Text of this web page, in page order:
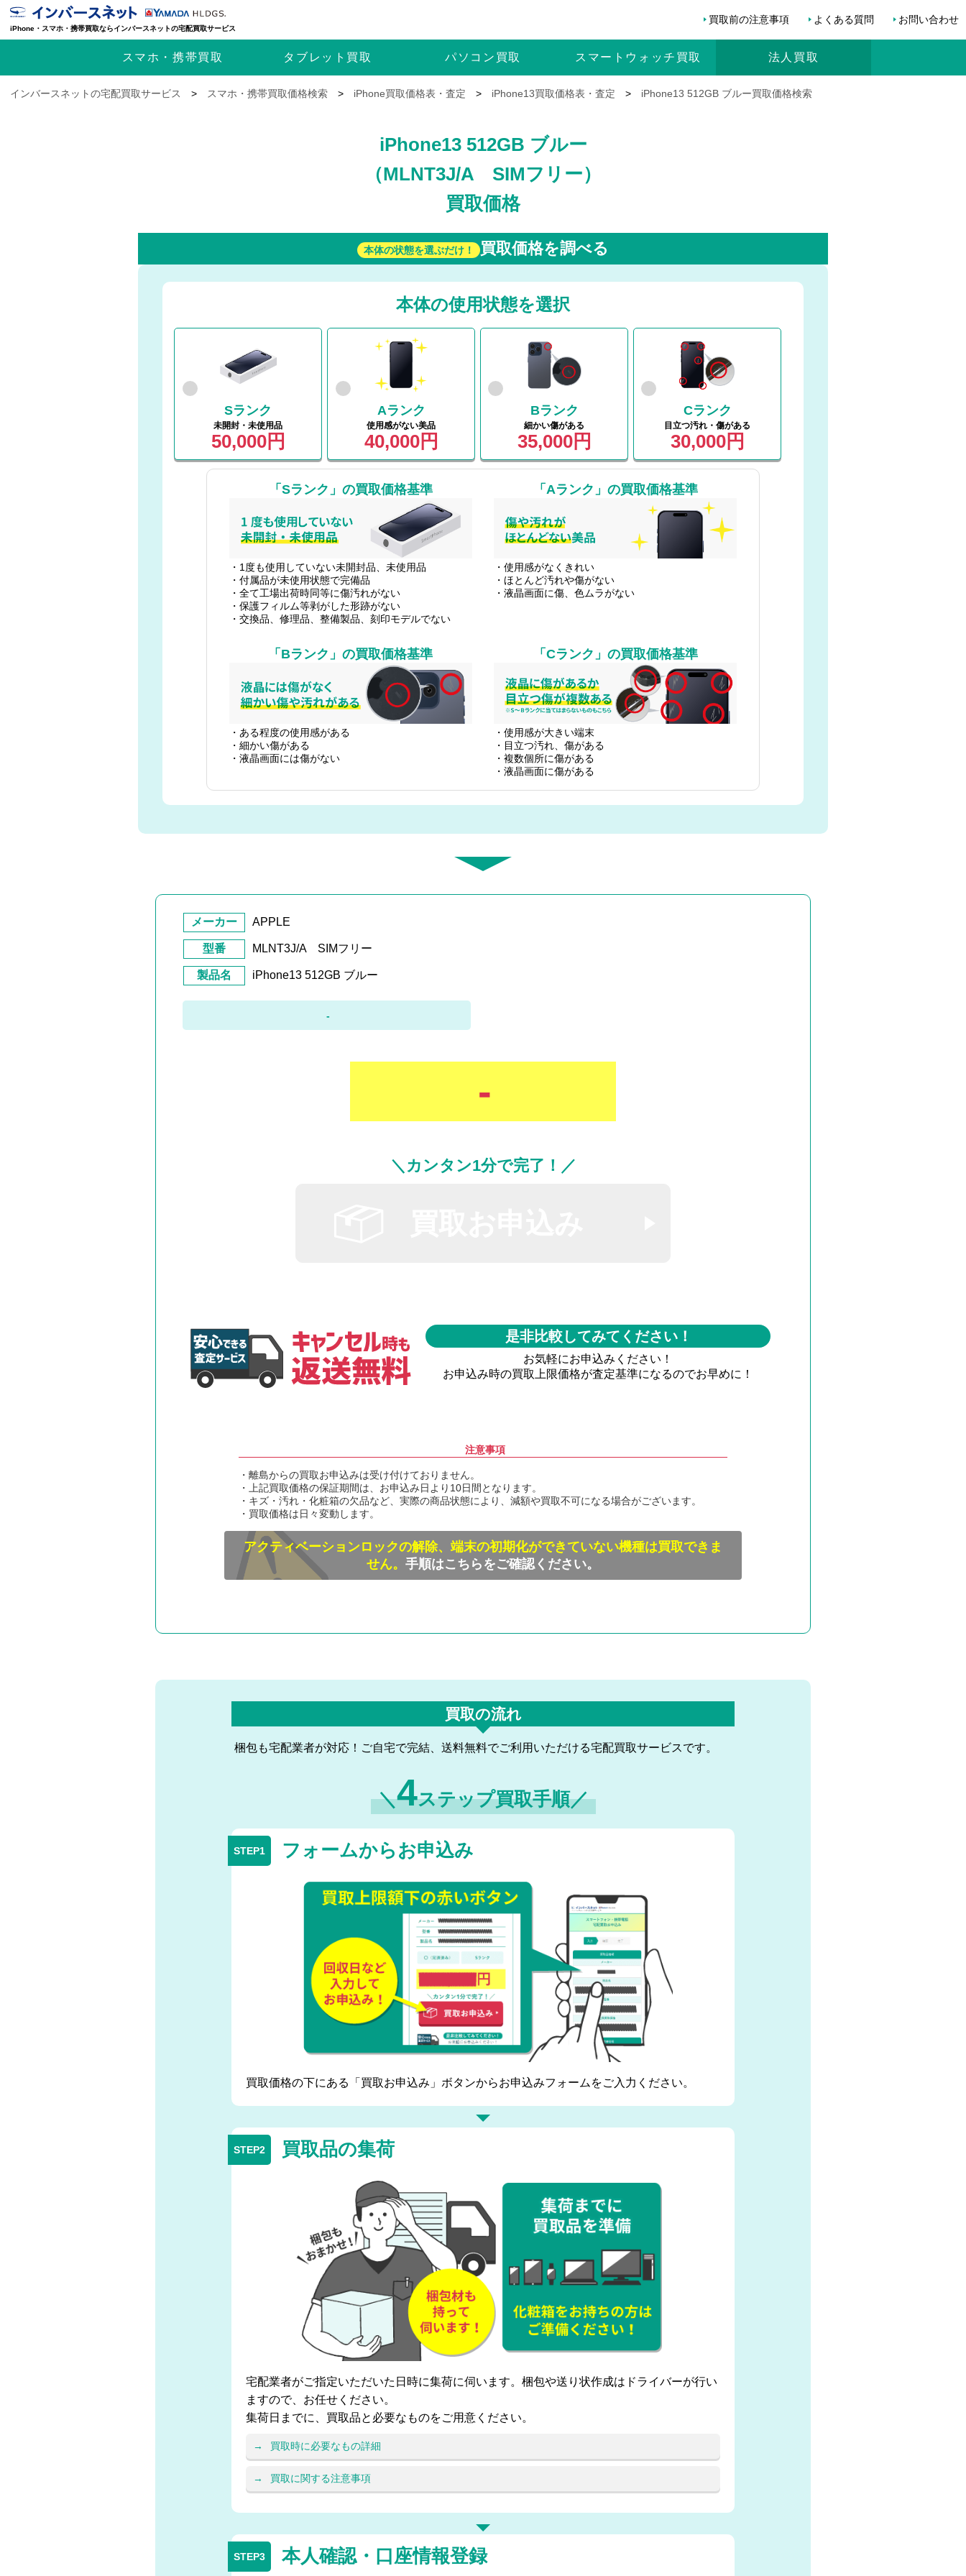
iPhone・スマホ・携帯買取ならインバースネットの宅配買取サービス
買取前の注意事項 よくある質問 お問い合わせ
スマホ・携帯買取 タブレット 買取 パソコン 買取 スマートウォッチ 買取 法人買取
インバースネットの宅配買取サービス > スマホ・携帯買取価格検索 > iPhone買取価格表・査定 > iPhone13買取価格表・査定 > iPhone13 512GB ブルー買取価格検索
iPhone13 512GB ブルー
（MLNT3J/A SIMフリー）
買取価格
本体の状態を選ぶだけ！ 買取価格を調べる
本体の使用状態を選択
Sランク
未開封・未使用品
50,000円
Aランク
使用感がない美品
40,000円
Bランク
細かい傷がある
35,000円
Cランク
目立つ汚れ・傷がある
30,000円
「Sランク」 の買取価格基準
・1度も使用していない未開封品、未使用品
・付属品が未使用状態で完備品
・全て工場出荷時同等に傷汚れがない
・保護フィルム等剥がした形跡がない
・交換品、修理品、整備製品、刻印モデルでない
「Aランク」 の買取価格基準
・使用感がなくきれい
・ほとんど汚れや傷がない
・液晶画面に傷、色ムラがない
「Bランク」の買取価格基準
・ある程度の使用感がある
・細かい傷がある
・液晶画面には傷がない
「Cランク」 の買取価格基準
・使用感が大きい端末
・目立つ汚れ、傷がある
・複数個所に傷がある
・液晶画面に傷がある
メーカー APPLE
型番 MLNT3J/A SIMフリー
製品名 iPhone13 512GB ブルー
-
-
＼カンタン1分で完了！／
是非比較してみてください！
お気軽にお申込みください！
お申込み時の買取上限価格が査定基準になるのでお早めに！
注意事項
・離島からの買取お申込みは受け付けておりません。
・上記買取価格の保証期間は、お申込み日より10日間となります。
・キズ・汚れ・化粧箱の欠品など、実際の商品状態により、減額や買取不可になる場合がございます。
・買取価格は日々変動します。
アクティベーションロックの解除、端末の初期化ができていない機種は買取できま
せん。 手順はこちらをご確認ください。
買取の流れ
梱包も宅配業者が対応！ご自宅で完結、送料無料でご利用いただける宅配買取サービスです。
＼4ステップ買取手順／
フォームからお申込み
買取価格の下にある「買取お申込み」ボタンからお申込みフォームをご入力ください。
買取品の集荷
宅配業者がご指定いただいた日時に集荷に伺います。梱包や送り状作成はドライバーが行い
ますので、お任せください。
集荷日までに、買取品と必要なものをご用意ください。
買取時に必要なもの詳細
買取に関する注意事項
本人確認・口座情報登録